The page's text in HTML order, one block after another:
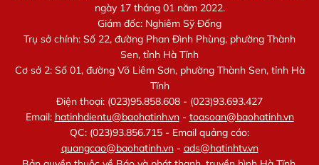
ngày 17 tháng 01 năm 2022.
Giám đốc: Nghiêm Sỹ Đống
Trụ sở chính: Số 22, đường Phan Đình Phùng, phường Thành
Sen, tỉnh Hà Tĩnh
Cơ sở 2: Số 01, đường Võ Liêm Sơn, phường Thành Sen, tỉnh Hà
Tĩnh
Điện thoại: (023)95.858.608 - (023)93.693.427
Email: hatinhdientu@baohatinh.vn- toasoan@baohatinh.vn
QC: (023)93.856.715 - Email quảng cáo:
quangcao@baohatinh.vn- ads@hatinhtv.vn